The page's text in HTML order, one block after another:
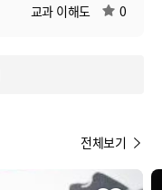
교과 이해도 0
전체보기